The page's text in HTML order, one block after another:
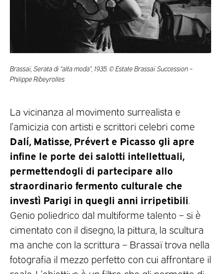
Brassaï, Serata di “alta moda”, 1935. © Estate Brassaï Succession –
Philippe Ribeyrolles
La vicinanza al movimento surrealista e
l’amicizia con artisti e scrittori celebri come
Dalí, Matisse, Prévert e Picasso gli apre
infine le porte dei salotti intellettuali,
permettendogli di partecipare allo
straordinario fermento culturale che
investì Parigi in quegli anni irripetibili
Genio poliedrico dal multiforme talento – si è
cimentato con il disegno, la pittura, la scultura
ma anche con la scrittura – Brassaï trova nella
fotografia il mezzo perfetto con cui affrontare il